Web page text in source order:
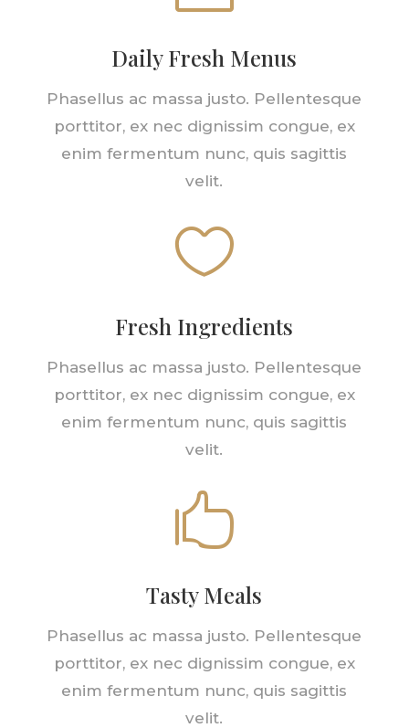
Daily Fresh Menus
Phasellus ac massa justo. Pellentesque
porttitor, ex nec dignissim congue, ex
enim fermentum nunc, quis sagittis
velit.

Fresh Ingredients
Phasellus ac massa justo. Pellentesque
porttitor, ex nec dignissim congue, ex
enim fermentum nunc, quis sagittis
velit.

Tasty Meals
Phasellus ac massa justo. Pellentesque
porttitor, ex nec dignissim congue, ex
enim fermentum nunc, quis sagittis
velit.